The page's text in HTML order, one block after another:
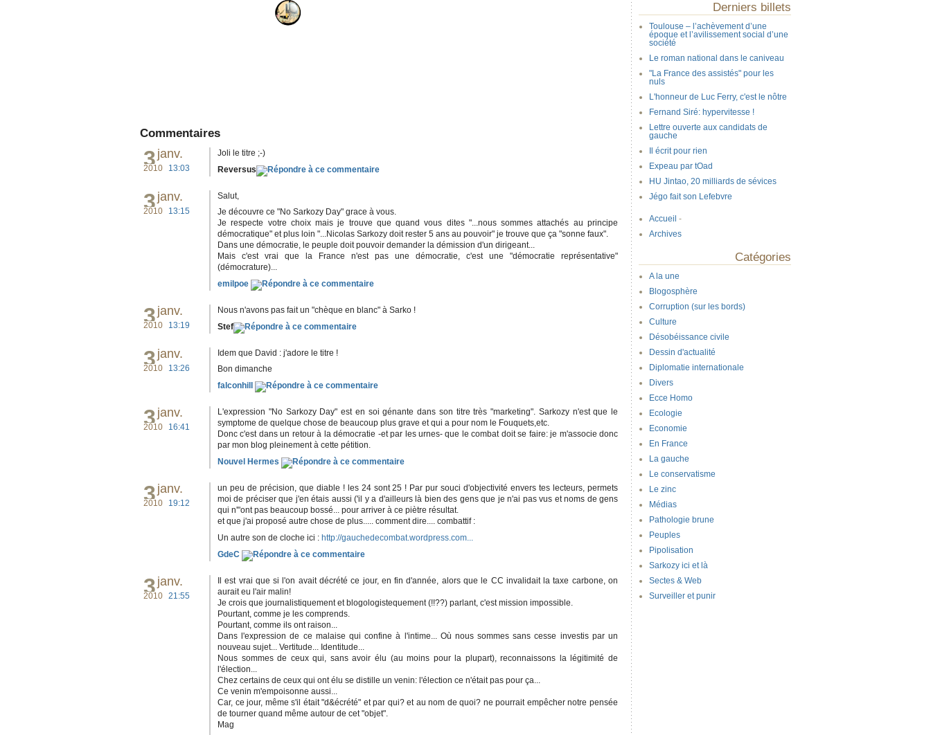
Commentaires
3janv.
2010 13:03
Joli le titre ;-)
Reversus
3janv.
2010 13:15
Salut,
Je découvre ce "No Sarkozy Day" grace à vous.
Je respecte votre choix mais je trouve que quand vous dites "...nous sommes attachés au principe
démocratique" et plus loin "...Nicolas Sarkozy doit rester 5 ans au pouvoir" je trouve que ça "sonne faux".
Dans une démocratie, le peuple doit pouvoir demander la démission d'un dirigeant...
Mais c'est vrai que la France n'est pas une démocratie, c'est une "démocratie représentative"
(démocrature)...
emilpoe
3janv.
2010 13:19
Nous n'avons pas fait un "chèque en blanc" à Sarko !
Stef
3janv.
2010 13:26
Idem que David : j'adore le titre !
Bon dimanche
falconhill
3janv.
2010 16:41
L'expression "No Sarkozy Day" est en soi génante dans son titre très "marketing". Sarkozy n'est que le
symptome de quelque chose de beaucoup plus grave et qui a pour nom le Fouquets,etc.
Donc c'est dans un retour à la démocratie -et par les urnes- que le combat doit se faire: je m'associe donc
par mon blog pleinement à cette pétition.
Nouvel Hermes
3janv.
2010 19:12
un peu de précision, que diable ! les 24 sont 25 ! Par pur souci d'objectivité envers tes lecteurs, permets
moi de préciser que j'en étais aussi ('il y a d'ailleurs là bien des gens que je n'ai pas vus et noms de gens
qui n'"ont pas beaucoup bossé... pour arriver à ce piètre résultat.
et que j'ai proposé autre chose de plus..... comment dire.... combattif :
Un autre son de cloche ici : http://gauchedecombat.wordpress.com...
GdeC
3janv.
2010 21:55
Il est vrai que si l'on avait décrété ce jour, en fin d'année, alors que le CC invalidait la taxe carbone, on
aurait eu l'air malin!
Je crois que journalistiquement et blogologistequement (!!??) parlant, c'est mission impossible.
Pourtant, comme je les comprends.
Pourtant, comme ils ont raison...
Dans l'expression de ce malaise qui confine à l'intime... Où nous sommes sans cesse investis par un
nouveau sujet... Vertitude... Identitude...
Nous sommes de ceux qui, sans avoir élu (au moins pour la plupart), reconnaissons la légitimité de
l'élection...
Chez certains de ceux qui ont élu se distille un venin: l'élection ce n'était pas pour ça...
Ce venin m'empoisonne aussi...
Car, ce jour, même s'il était "d&écrété" et par qui? et au nom de quoi? ne pourrait empêcher notre pensée
de tourner quand même autour de cet "objet".
Mag
Derniers billets
Toulouse – l’achèvement d’une
époque et l’avilissement social d’une
société
Le roman national dans le caniveau
"La France des assistés" pour les
nuls
L'honneur de Luc Ferry, c'est le nôtre
Fernand Siré: hypervitesse !
Lettre ouverte aux candidats de
gauche
Il écrit pour rien
Expeau par tOad
HU Jintao, 20 milliards de sévices
Jégo fait son Lefebvre
Accueil -
Archives
Catégories
A la une
Blogosphère
Corruption (sur les bords)
Culture
Désobéissance civile
Dessin d'actualité
Diplomatie internationale
Divers
Ecce Homo
Ecologie
Economie
En France
La gauche
Le conservatisme
Le zinc
Médias
Pathologie brune
Peuples
Pipolisation
Sarkozy ici et là
Sectes & Web
Surveiller et punir